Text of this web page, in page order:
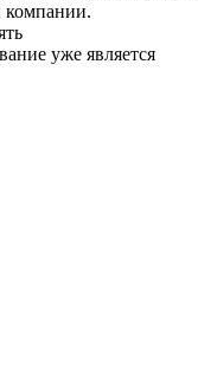
компании.
уже является